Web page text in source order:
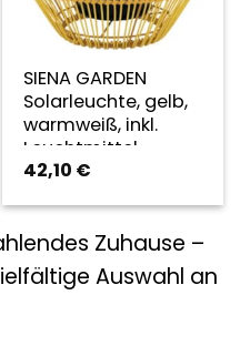
SIENA GARDEN
Solarleuchte, gelb,
warmweiß, inkl.
Leuchtmittel
42,10 €
Zuhause –
Auswahl an